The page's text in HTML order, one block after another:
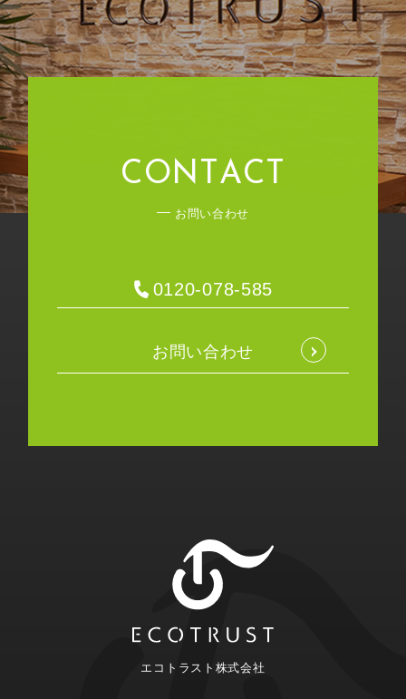
CON T AC T
お問い合わせ
0120-078-585
お問い合わせ
エコトラスト株式会社